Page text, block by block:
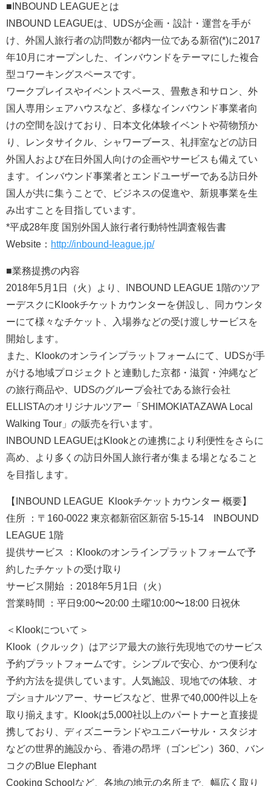
■INBOUND LEAGUEとは
INBOUND LEAGUEは、UDSが企画・設計・運営を手が
け、外国人旅行者の訪問数が都内一位である新宿(*)に2017
年10月にオープンした、インバウンドをテーマにした複合
型コワーキングスペースです。
ワークプレイスやイベントスペース、畳敷き和サロン、外
国人専用シェアハウスなど、多様なインバウンド事業者向
けの空間を設けており、日本文化体験イベントや荷物預か
り、レンタサイクル、シャワーブース、礼拝室などの訪日
外国人および在日外国人向けの企画やサービスも備えてい
ます。インバウンド事業者とエンドユーザーである訪日外
国人が共に集うことで、ビジネスの促進や、新規事業を生
み出すことを目指しています。
*平成28年度 国別外国人旅行者行動特性調査報告書
Website： http://inbound-league.jp/
■業務提携の内容
2018年5月1日（火）より、INBOUND LEAGUE 1階のツア
ーデスクにKlookチケットカウンターを併設し、同カウンタ
ーにて様々なチケット、入場券などの受け渡しサービスを
開始します。
また、Klookのオンラインプラットフォームにて、UDSが手
がける地域プロジェクトと連動した京都・滋賀・沖縄など
の旅行商品や、UDSのグループ会社である旅行会社
ELLISTAのオリジナルツアー「SHIMOKIATAZAWA Local
Walking Tour」の販売を行います。
INBOUND LEAGUEはKlookとの連携により利便性をさらに
高め、より多くの訪日外国人旅行者が集まる場となること
を目指します。
【INBOUND LEAGUE Klookチケットカウンター 概要】
住所 ：〒160-0022 東京都新宿区新宿 5-15-14 INBOUND
LEAGUE 1階
提供サービス ：Klookのオンラインプラットフォームで予
約したチケットの受け取り
サービス開始 ：2018年5月1日（火）
営業時間 ：平日9:00〜20:00 土曜10:00〜18:00 日祝休
＜Klookについて＞
Klook（クルック）はアジア最大の旅行先現地でのサービス
予約プラットフォームです。シンプルで安心、かつ便利な
予約方法を提供しています。人気施設、現地での体験、オ
プショナルツアー、サービスなど、世界で40,000件以上を
取り揃えます。Klookは5,000社以上のパートナーと直接提
携しており、ディズニーランドやユニバーサル・スタジオ
などの世界的施設から、香港の昂坪（ゴンピン）360、バン
コクのBlue Elephant
Cooking Schoolなど、各地の地元の名所まで、幅広く取り